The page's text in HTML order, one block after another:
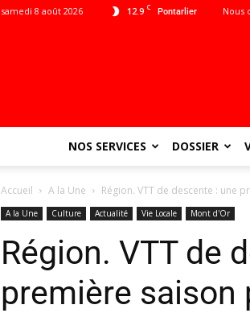
12.9 C Pontarlier
samedi 8 août 2026 Nous
NOS SERVICES DOSSIER
Accueil A la Une Région. VTT de descente : une
A la Une Culture Actualité Vie Locale Mont d'Or
Région. VTT de
première saison